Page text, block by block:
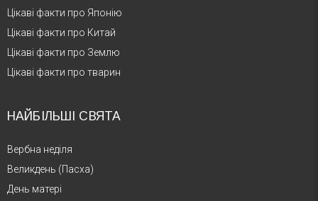
Цікаві факти про Японію
Цікаві факти про Китай
Цікаві факти про Землю
Цікаві факти про тварин
НАЙБІЛЬШІ СВЯТА
Вербна неділя
Великдень (Пасха)
День матері